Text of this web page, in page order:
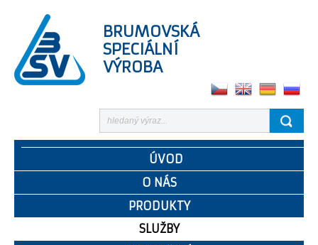
BRUMOVSKÁ
SPECIÁLNÍ
VÝROBA
ÚVOD
O NÁS
PRODUKTY
SLUŽBY